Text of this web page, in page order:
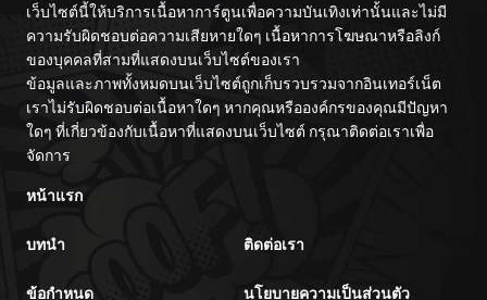
เว็บไซต์นี้ให้บริการเนื้อหาการ์ตูนเพื่อความบันเทิงเท่านั้นและไม่มี
ความรับผิดชอบต่อความเสียหายใดๆ เนื้อหาการโฆษณาหรือลิงก์
ของบุคคลที่สามที่แสดงบนเว็บไซต์ของเรา
ข้อมูลและภาพทั้งหมดบนเว็บไซต์ถูกเก็บรวบรวมจากอินเทอร์เน็ต
เราไม่รับผิดชอบต่อเนื้อหาใดๆ หากคุณหรือองค์กรของคุณมีปัญหา
ใดๆ ที่เกี่ยวข้องกับเนื้อหาที่แสดงบนเว็บไซต์ กรุณาติดต่อเราเพื่อ
จัดการ
หน้าแรก
บทนำ ติดต่อเรา
ข้อกำหนด นโยบายความเป็นส่วนตัว